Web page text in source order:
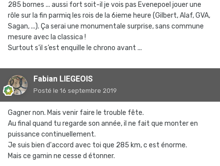
285 bornes ... aussi fort soit-il je vois pas Evenepoel jouer une
rôle sur la fin parmiq les rois de la 6ieme heure (Gilbert, Alaf, GVA,
Sagan, ...). Ça serai une monumentale surprise, sans commune
mesure avec la classica !
Surtout s’il s’est enquille le chrono avant ...
Fabian LIEGEOIS
Posté le 16 septembre 2019
Gagner non. Mais venir faire le trouble fête.
Au final quand tu regarde son année, il ne fait que monter en
puissance continuellement.
Je suis bien d'accord avec toi que 285 km, c est énorme.
Mais ce gamin ne cesse d étonner.